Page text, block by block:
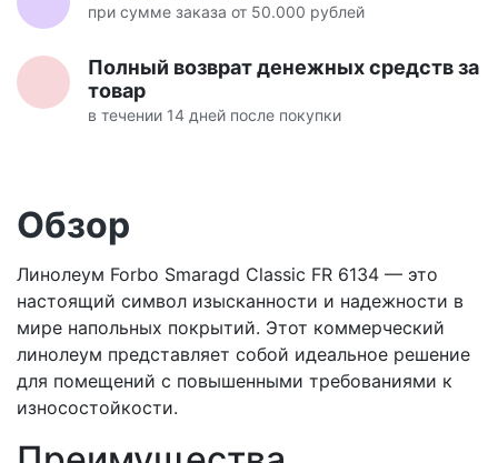
при сумме заказа от 50.000 рублей
Полный возврат денежных средств за
товар
в течении 14 дней после покупки
Обзор
Линолеум Forbo Smaragd Classic FR 6134 — это
настоящий символ изысканности и надежности в
мире напольных покрытий. Этот коммерческий
линолеум представляет собой идеальное решение
для помещений с повышенными требованиями к
износостойкости.